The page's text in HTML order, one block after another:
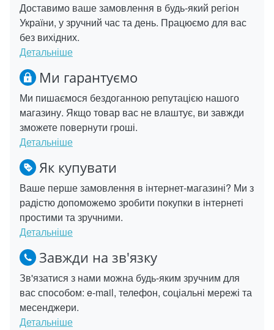
Доставимо ваше замовлення в будь-який регіон
України, у зручний час та день. Працюємо для вас
без вихідних.
Детальніше
Ми гарантуємо
Ми пишаємося бездоганною репутацією нашого
магазину. Якщо товар вас не влаштує, ви завжди
зможете повернути гроші.
Детальніше
Як купувати
Ваше перше замовлення в інтернет-магазині? Ми з
радістю допоможемо зробити покупки в інтернеті
простими та зручними.
Детальніше
Завжди на зв'язку
Зв'язатися з нами можна будь-яким зручним для
вас способом: e-mail, телефон, соціальні мережі та
месенджери.
Детальніше